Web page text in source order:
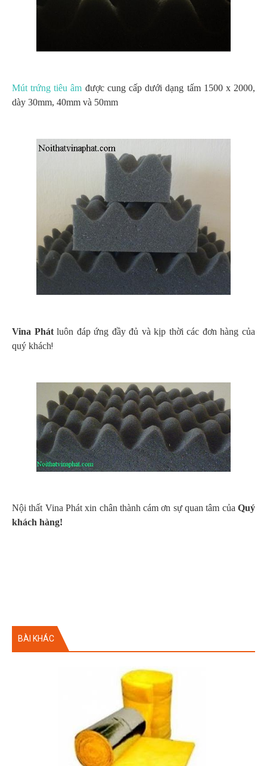
Mút trứng tiêu âm được cung cấp dưới dạng tấm 1500 x 2000,
dày 30mm, 40mm và 50mm
Vina Phátluôn đáp ứng đầy đủ và kịp thời các đơn hàng của
quý khách!
Nội thất Vina Phát xin chân thành cám ơn sự quan tâm của Quý
khách hàng!
BÀI KHÁC